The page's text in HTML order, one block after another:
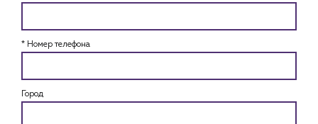
* Номер телефона
Город